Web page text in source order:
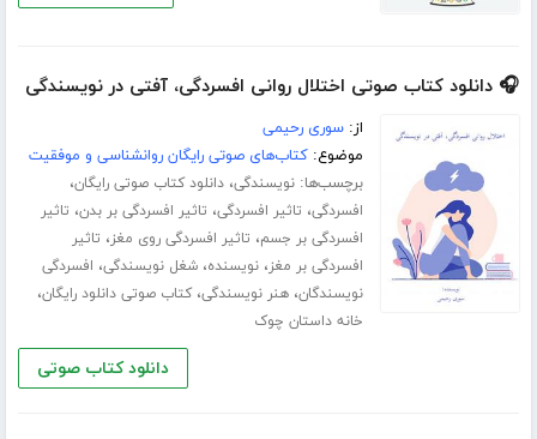
🎧 دانلود کتاب صوتی اختلال روانی افسردگی، آفتی در نویسندگی
از:سوری رحیمی
موضوع:کتاب‌های صوتی رایگان روانشناسی و موفقیت
برچسب‌ها:نویسندگی،دانلود کتاب صوتی رایگان،
افسردگی، تاثیر افسردگی، تاثیر افسردگی بر بدن، تاثیر
افسردگی بر جسم، تاثیر افسردگی روی مغز، تاثیر
افسردگی بر مغز،نویسنده،شغل نویسندگی، افسردگی
نویسندگان،هنر نویسندگی،کتاب صوتی دانلود رایگان،
خانه داستان چوک
دانلود کتاب صوتی